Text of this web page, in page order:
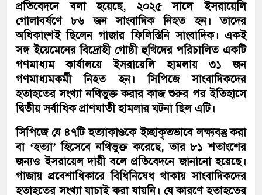
প্রতিবেদনে বলা হয়েছে, ২০২৫ সালে ইসরায়েলি
গোলাবর্ষণে ৮৬ জন সাংবাদিক নিহত হন। তাদের
অধিকাংশই ছিলেন গাজার ফিলিস্তিনি সাংবাদিক। একই
সঙ্গ ইয়েমেনের বিদ্রোহী গোষ্ঠী হুথিদের পরিচালিত একটি
গণমাধ্যম কার্যালয়ে ইসরায়েলি হামলায় ৩১ জন
গণমাধ্যমকর্মী নিহত হন। সিপিজে সাংবাদিকদের
হতাহতের সংখ্যা নথিভুক্ত করার কাজ শুরুর পর ইতিহাসে
দ্বিতীয় সর্বাধিক প্রাণঘাতী হামলার ঘটনা ছিল এটি।
সিপিজে যে ৪৭টি হত্যাকাণ্ডকে ইচ্ছাকৃতভাবে লক্ষ্যবস্তু করা
বা ‘হত্যা’ হিসেবে নথিভুক্ত করেছে, তার ৮১ শতাংশের
জন্যও ইসরায়েল দায়ী বলে প্রতিবেদনে জানানো হয়েছে।
গাজায় প্রবেশাধিকারে বিধিনিষেধ থাকায় সাংবাদিকদের
হতাহতের সংখ্যা যাচাই করা যায়নি। যে কারণে হতাহতের